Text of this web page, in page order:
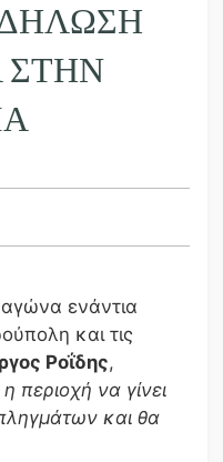
ΣΤΗΝ
ενάντια
και τις
Ροΐδης,
περιοχή να γίνει
και θα